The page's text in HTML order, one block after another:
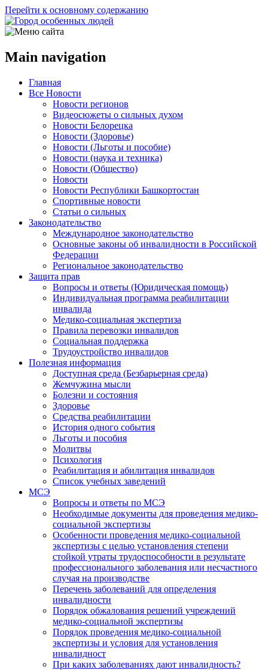
Перейти к основному содержанию
Main navigation
Главная
Все Новости
Новости регионов
Видеосюжеты о сильных духом
Новости Белорецка
Новости (Здоровье)
Новости (Льготы и пособие)
Новости (наука и техника)
Новости (Общество)
Новости
Новости Республики Башкортостан
Спортивные новости
Статьи о сильных
Законодательство
Международное законодательство
Основные законы об инвалидности в Российской
Федерации
Региональное законодательство
Защита прав
Вопросы и ответы (Юридическая помощь)
Индивидуальная программа реабилитации
инвалида
Медико-социальная экспертиза
Правила перевозки инвалидов
Социальная поддержка
Трудоустройство инвалидов
Полезная информация
Доступная среда (Безбарьерная среда)
Жемчужина мысли
Болезни и состояния
Здоровье
Средства реабилитации
История одного события
Льготы и пособия
Молитвы
Психология
Реабилитация и абилитация инвалидов
Список учебных заведений
МСЭ
Вопросы и ответы по МСЭ
Необходимые документы для проведения медико-
социальной экспертизы
Особенности проведения медико-социальной
экспертизы с целью установления степени
стойкой утраты трудоспособности в результате
профессионального заболевания или несчастного
случая на производстве
Перечень заболеваний для определения
инвалидности
Порядок обжалования решений учреждений
медико-социальной экспертизы
Порядок проведения медико-социальной
экспертизы и условия для установления
инвалидност
При каких заболеваниях дают инвалидность?